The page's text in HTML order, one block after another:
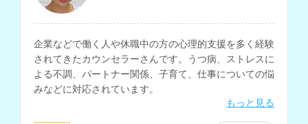
企業などで働く人や休職中の方の心理的支援を多く経験
されてきたカウンセラーさんです。うつ病、ストレスに
よる不調、パートナー関係、子育て、仕事についての悩
みなどに対応されています。
もっと見る